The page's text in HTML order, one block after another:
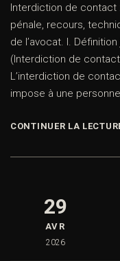
Interdiction de contact
pénale, recours,
de l’avocat. I.
(Interdiction de
L’interdiction de
impose à une
CONTINUER LA
29
AVR
2026